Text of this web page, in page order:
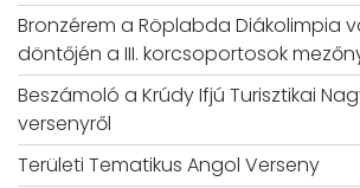
Bronzérem a Röplabda Diákolimpia
döntőjén a III. korcsoportosok
Beszámoló a Krúdy Ifjú Turisztikai
versenyről
Területi Tematikus Angol Verseny